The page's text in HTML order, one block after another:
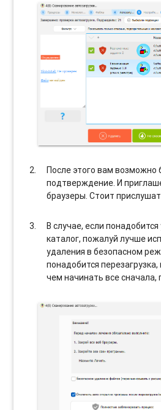
После этого вам возможно
подтверждение. И
браузеры. Стоит
В случае, если
каталог, пожалуй лучше
удаления в безопасном
понадобится
чем начинать все сначала,